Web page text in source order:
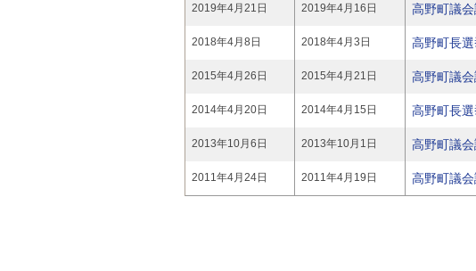
2019年4月21日 2019年4月16日 高野町議
2018年4月8日 2018年4月3日 高野町長選
2015年4月26日 2015年4月21日 高野町議
2014年4月20日 2014年4月15日 高野町長選
2013年10月6日 2013年10月1日 高野町議会
2011年4月24日 2011年4月19日 高野町議